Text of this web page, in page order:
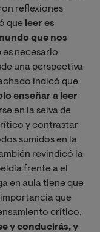
reflexiones
que leer es
que nos
es necesario
una perspectiva
indicó que
enseñar a leer
en la selva de
y contrastar
sumidos en la
revindicó la
frente a el
en aula tiene que
importancia que
crítico,
y conducirás, y